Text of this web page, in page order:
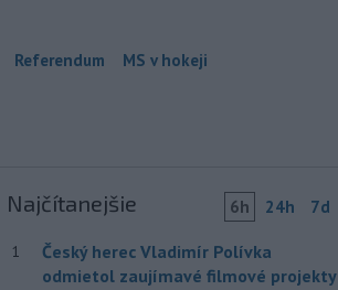
Referendum MS v hokeji
Najčítanejšie 6h 24h 7d
1
Český herec Vladimír Polívka
odmietol zaujímavé filmové projekty